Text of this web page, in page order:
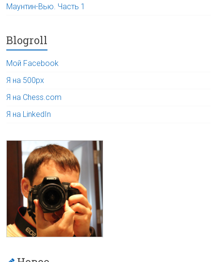
Маунтин-Вью. Часть 1
Blogroll
Мой Facebook
Я на 500px
Я на Chess.com
Я на LinkedIn